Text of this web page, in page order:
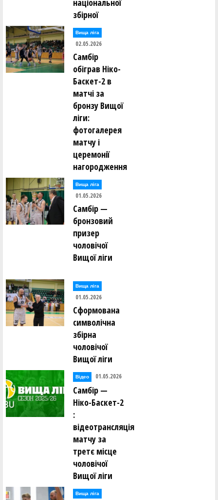
національної
збірної
Вища лiга
02.05.2026
Самбір
обіграв Ніко-
Баскет-2 в
матчі за
бронзу Вищої
ліги:
фотогалерея
матчу і
церемонії
нагородження
Вища лiга
01.05.2026
Самбір —
бронзовий
призер
чоловічої
Вищої ліги
Вища лiга
01.05.2026
Сформована
символічна
збірна
чоловічої
Вищої ліги
Відео 01.05.2026
Самбір —
Ніко-Баскет-2
:
відеотрансляція
матчу за
третє місце
чоловічої
Вищої ліги
Вища лiга